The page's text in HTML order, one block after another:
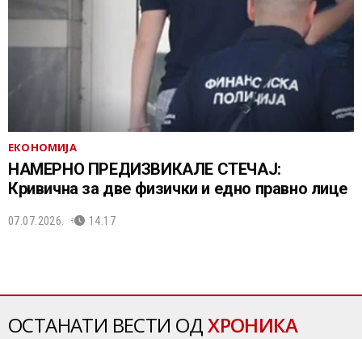
ЕКОНОМИЈА
НАМЕРНО ПРЕДИЗВИКАЛЕ СТЕЧАЈ:
Кривична за две физички и едно правно лице
07.07.2026. 14:17
ОСТАНАТИ ВЕСТИ ОДХРОНИКА